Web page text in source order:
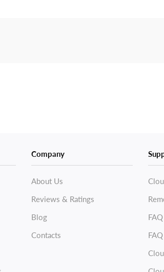
Company
About Us
Reviews & Ratings
Blog
Contacts